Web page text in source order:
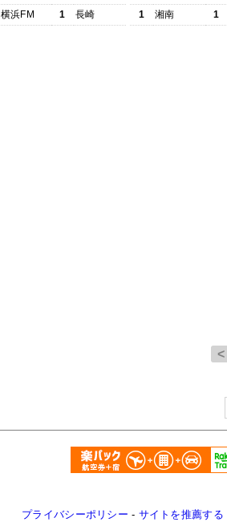
横浜FM 1 長崎
1
湘南 1
プライバシーポリシー - サイトを推薦する